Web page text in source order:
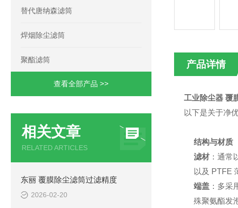
替代唐纳森滤筒
焊烟除尘滤筒
聚酯滤筒
查看全部产品 >>
相关文章
RELATED ARTICLES
东丽 覆膜除尘滤筒过滤精度
2026-02-20
产品详情
工业除尘器 覆
以下是关于净
结构与材质
滤材：通常
以及 PTFE
端盖：多采
殊聚氨酯发